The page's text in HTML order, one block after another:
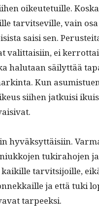
oikeute­tu­ille.
tarvit­seville, vain
saisi sen.
valit­taisi­in, ei
halu­taan säi­lyt­tää
Kun
siihen jatkuisi
hyväksyt­täisi­in.
tuki­ra­ho­jen
kaikille tarvit­si­joille,
ja että tuki
tarpeeksi.